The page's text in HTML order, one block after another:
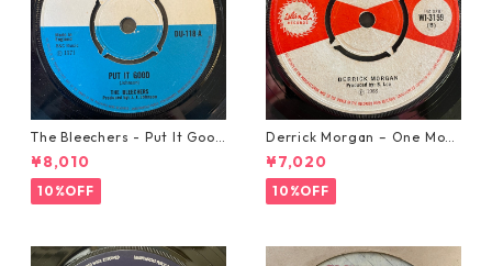
The Bleechers - Put It Good
【7-21637】
¥8,010
10%OFF
Derrick Morgan – One Morn
ing In May【7-21653】
¥7,020
10%OFF